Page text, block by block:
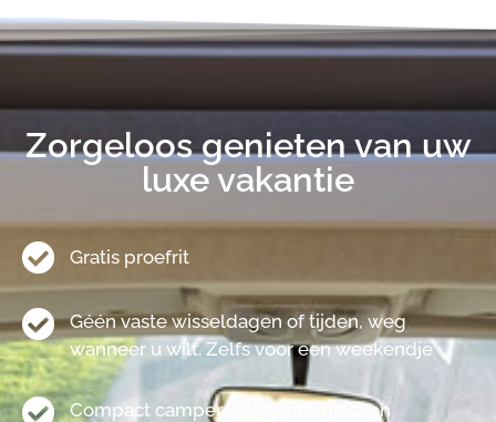
Zorgeloos genieten van uw
luxe vakantie
Gratis proefrit
Géén vaste wisseldagen of tijden, weg
wanneer u wilt. Zelfs voor een weekendje
Compact campers, half-intergraal en